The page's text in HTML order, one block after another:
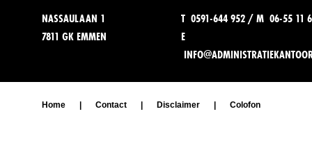
NASSAULAAN 1
7811 GK EMMEN
T 0591-644 952 / M 06-55 11
E
Home Contact Disclaimer Colofon